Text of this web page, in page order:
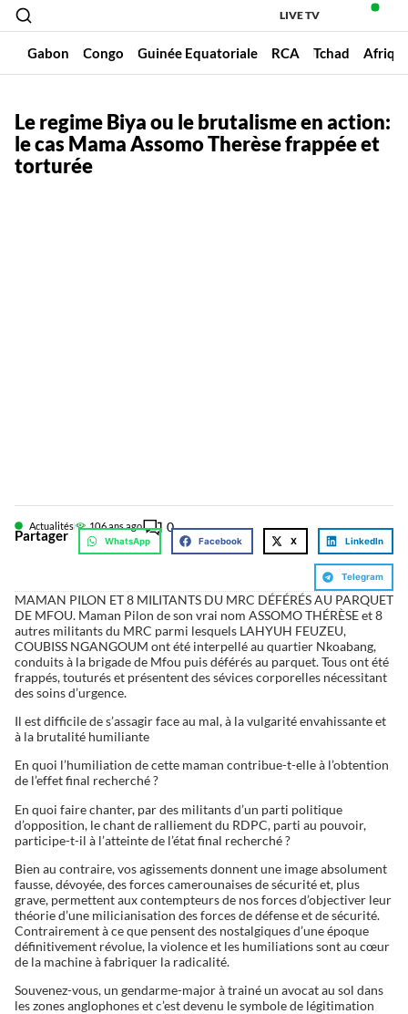
LIVE TV
Gabon Congo Guinée Equatoriale RCA Tchad
Le regime Biya ou le brutalisme en action:
le cas Mama Assomo Therèse frappée et
torturée
Actualités 106 ans ago 0
Partager WhatsApp Facebook X LinkedIn
Telegram
MAMAN PILON ET 8 MILITANTS DU MRC DÉFÉRÉS AU PARQUET
DE MFOU. Maman Pilon de son vrai nom ASSOMO THÉRÈSE et 8
autres militants du MRC parmi lesquels LAHYUH FEUZEU,
COUBISS NGANGOUM ont été interpellé au quartier Nkoabang,
conduits à la brigade de Mfou puis déférés au parquet. Tous ont été
frappés, touturés et présentent des sévices corporelles nécessitant
des soins d’urgence.
Il est difficile de s’assagir face au mal, à la vulgarité envahissante et
à la brutalité humiliante
En quoi l’humiliation de cette maman contribue-t-elle à l’obtention
de l’effet final recherché ?
En quoi faire chanter, par des militants d’un parti politique
d’opposition, le chant de ralliement du RDPC, parti au pouvoir,
participe-t-il à l’atteinte de l’état final recherché ?
Bien au contraire, vos agissements donnent une image absolument
fausse, dévoyée, des forces camerounaises de sécurité et, plus
grave, permettent aux contempteurs de nos forces d’objectiver leur
théorie d’une milicianisation des forces de défense et de sécurité.
Contrairement à ce que pensent des nostalgiques d’une époque
définitivement révolue, la violence et les humiliations sont au cœur
de la machine à fabriquer la radicalité.
Souvenez-vous, un gendarme-major à trainé un avocat au sol dans
les zones anglophones et c’est devenu le symbole de légitimation